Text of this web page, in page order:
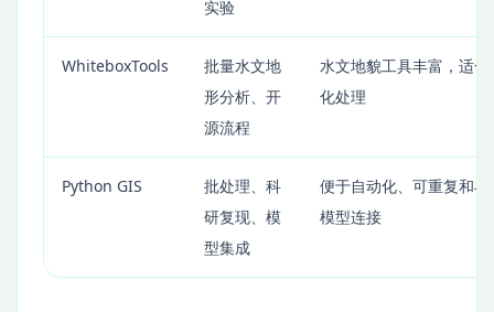
实验
WhiteboxTools
批量水文地
形分析、开
源流程
水文地貌工具丰富，适合
化处理
Python GIS
批处理、科
研复现、模
型集成
便于自动化、可重复和与
模型连接